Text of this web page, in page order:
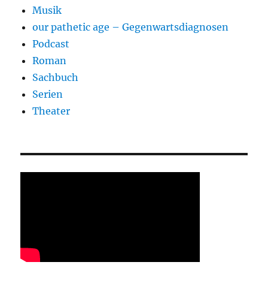
Musik
our pathetic age – Gegenwartsdiagnosen
Podcast
Roman
Sachbuch
Serien
Theater